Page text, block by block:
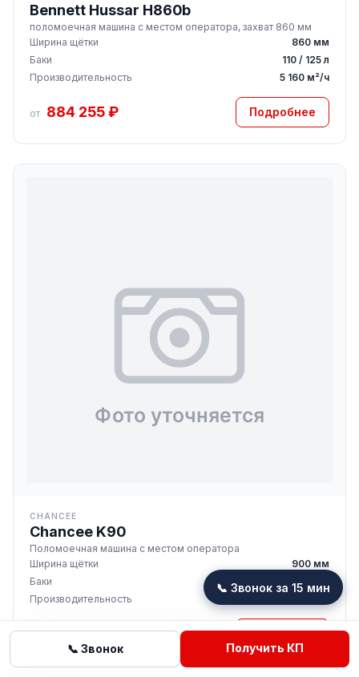
📞 Звонок Получить КП
Bennett Hussar H860b
поломоечная машина с местом оператора, захват 860 мм
Ширина щётки
860 мм
Баки
110 / 125 л
Производительность
5 160 м²/ч
от 884 255 ₽ Подробнее
CHANCEE
Chancee K90
Поломоечная машина с местом оператора
Ширина щётки
900 мм
Баки
240 / 260 л
Производительность
от 1 006 392 ₽ Подробнее
📞 Звонок за 15 мин